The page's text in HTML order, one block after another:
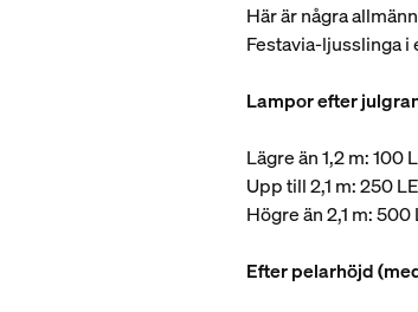
Här är några
Festavia-ljusslinga
Lampor efter
Lägre än 1,2 m: 100
Upp till 2,1 m: 250
Högre än 2,1 m:
Efter pelarhöjd